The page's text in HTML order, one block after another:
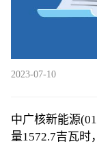
2023-07-10
中广核新能源
量1572.7吉瓦时